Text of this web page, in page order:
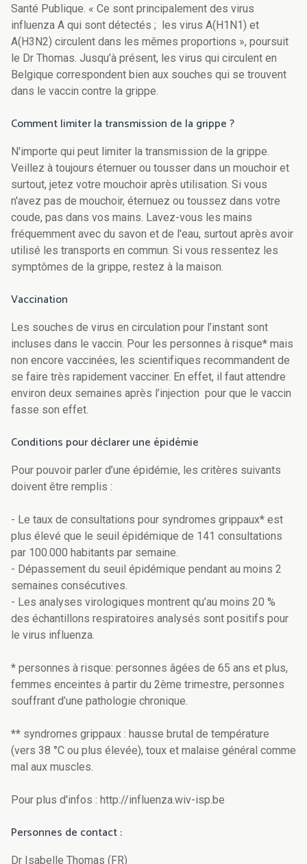
Santé Publique. « Ce sont principalement des virus
influenza A qui sont détectés ; les virus A(H1N1) et
A(H3N2) circulent dans les mêmes proportions », poursuit
le Dr Thomas. Jusqu’à présent, les virus qui circulent en
Belgique correspondent bien aux souches qui se trouvent
dans le vaccin contre la grippe.
Comment limiter la transmission de la grippe ?
N'importe qui peut limiter la transmission de la grippe.
Veillez à toujours éternuer ou tousser dans un mouchoir et
surtout, jetez votre mouchoir après utilisation. Si vous
n'avez pas de mouchoir, éternuez ou toussez dans votre
coude, pas dans vos mains. Lavez-vous les mains
fréquemment avec du savon et de l'eau, surtout après avoir
utilisé les transports en commun. Si vous ressentez les
symptômes de la grippe, restez à la maison.
Vaccination
Les souches de virus en circulation pour l’instant sont
incluses dans le vaccin. Pour les personnes à risque* mais
non encore vaccinées, les scientifiques recommandent de
se faire très rapidement vacciner. En effet, il faut attendre
environ deux semaines après l’injection pour que le vaccin
fasse son effet.
Conditions pour déclarer une épidémie
Pour pouvoir parler d’une épidémie, les critères suivants
doivent être remplis :
- Le taux de consultations pour syndromes grippaux* est
plus élevé que le seuil épidémique de 141 consultations
par 100.000 habitants par semaine.
- Dépassement du seuil épidémique pendant au moins 2
semaines consécutives.
- Les analyses virologiques montrent qu’au moins 20 %
des échantillons respiratoires analysés sont positifs pour
le virus influenza.
* personnes à risque: personnes âgées de 65 ans et plus,
femmes enceintes à partir du 2ème trimestre, personnes
souffrant d’une pathologie chronique.
** syndromes grippaux : hausse brutal de température
(vers 38 °C ou plus élevée), toux et malaise général comme
mal aux muscles.
Pour plus d'infos : http://influenza.wiv-isp.be
Personnes de contact :
Dr Isabelle Thomas (FR)